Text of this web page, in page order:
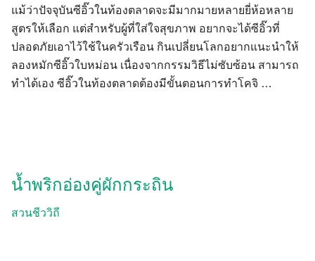
Search
แม้ว่าปัจจุบันซีอิ๊วในท้องตลาดจะมีมากมายหลายยี่ห้อหลาย
สูตรให้เลือก แต่สำหรับผู้ที่ใส่ใจสุขภาพ อยากจะได้ซีอิ๊วที่
ปลอดภัยเอาไว้ใช้ในครัวเรือน กินเปลี่ยนโลกอยากแนะนำให้
ลองหมักซีอิ๊วใบหม่อน เนื่องจากกรรมวิธีไม่ซับซ้อน สามารถ
ทำได้เอง ซีอิ๊วในท้องตลาดต้องมีขั้นตอนการทำโคจิ …
น้ำพริกอ่องคู่ผักกระถิน
สวนชีววิถี